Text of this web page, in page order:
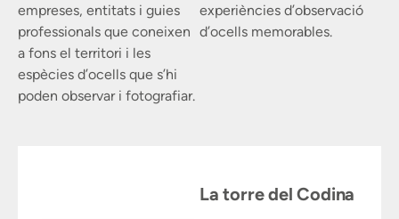
empreses, entitats i guies
professionals que coneixen
a fons el territori i les
espècies d’ocells que s’hi
poden observar i fotografiar.
experiències d’observació
d’ocells memorables.
La torre del Codina